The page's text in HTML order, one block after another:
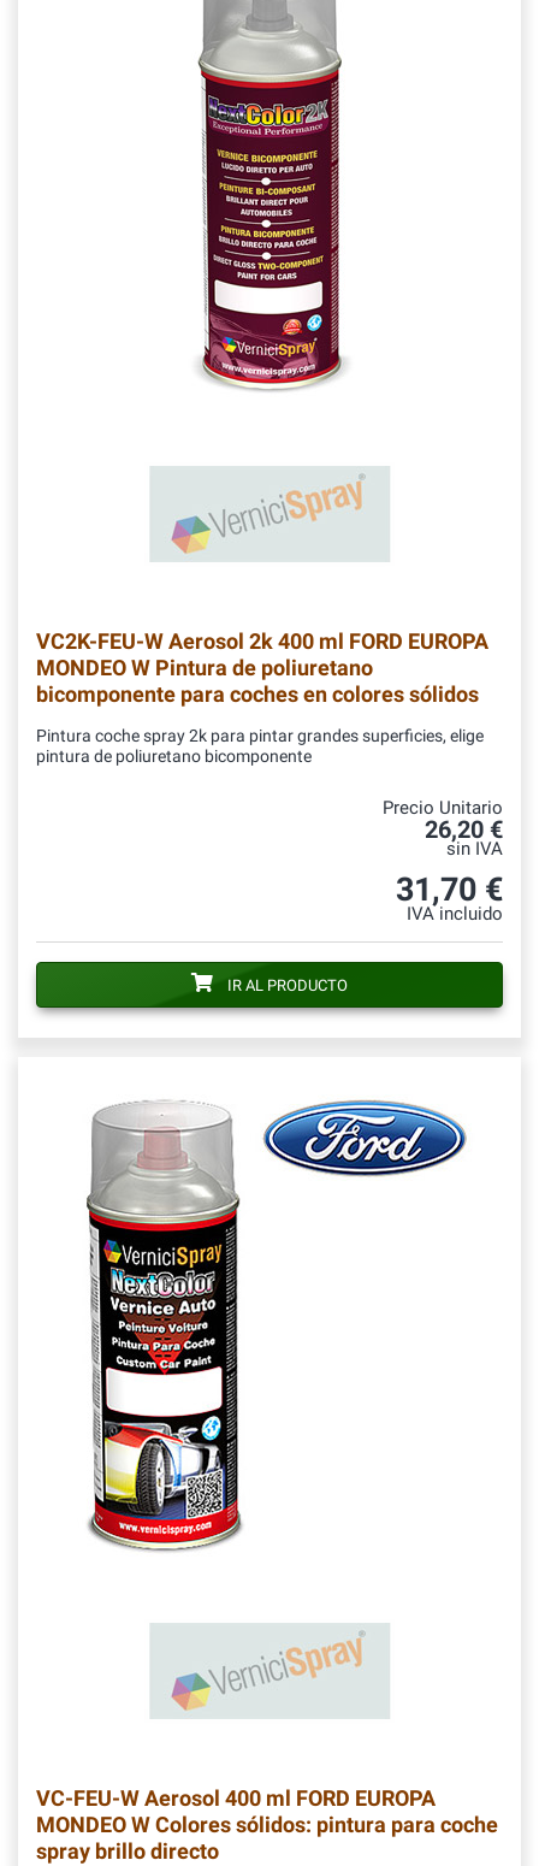
VC2K-FEU-WAerosol 2k 400 ml FORD EUROPA
MONDEO W Pintura de poliuretano
bicomponente para coches en colores sólidos
Pintura coche spray 2k para pintar grandes superficies, elige
pintura de poliuretano bicomponente
Precio Unitario
26,20 €
sin IVA
31,70 €
IVA incluido
IR AL PRODUCTO
VC-FEU-WAerosol 400 ml FORD EUROPA
MONDEO W Colores sólidos: pintura para coche
spray brillo directo